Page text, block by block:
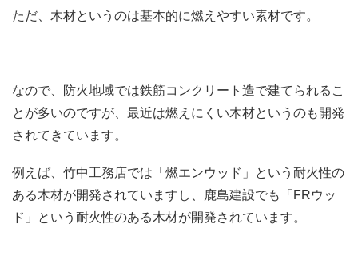
ただ、木材というのは基本的に燃えやすい素材です。
なので、防火地域では鉄筋コンクリート造で建てられるこ
とが多いのですが、最近は燃えにくい木材というのも開発
されてきています。
例えば、竹中工務店では「燃エンウッド」という耐火性の
ある木材が開発されていますし、鹿島建設でも「FRウッ
ド」という耐火性のある木材が開発されています。